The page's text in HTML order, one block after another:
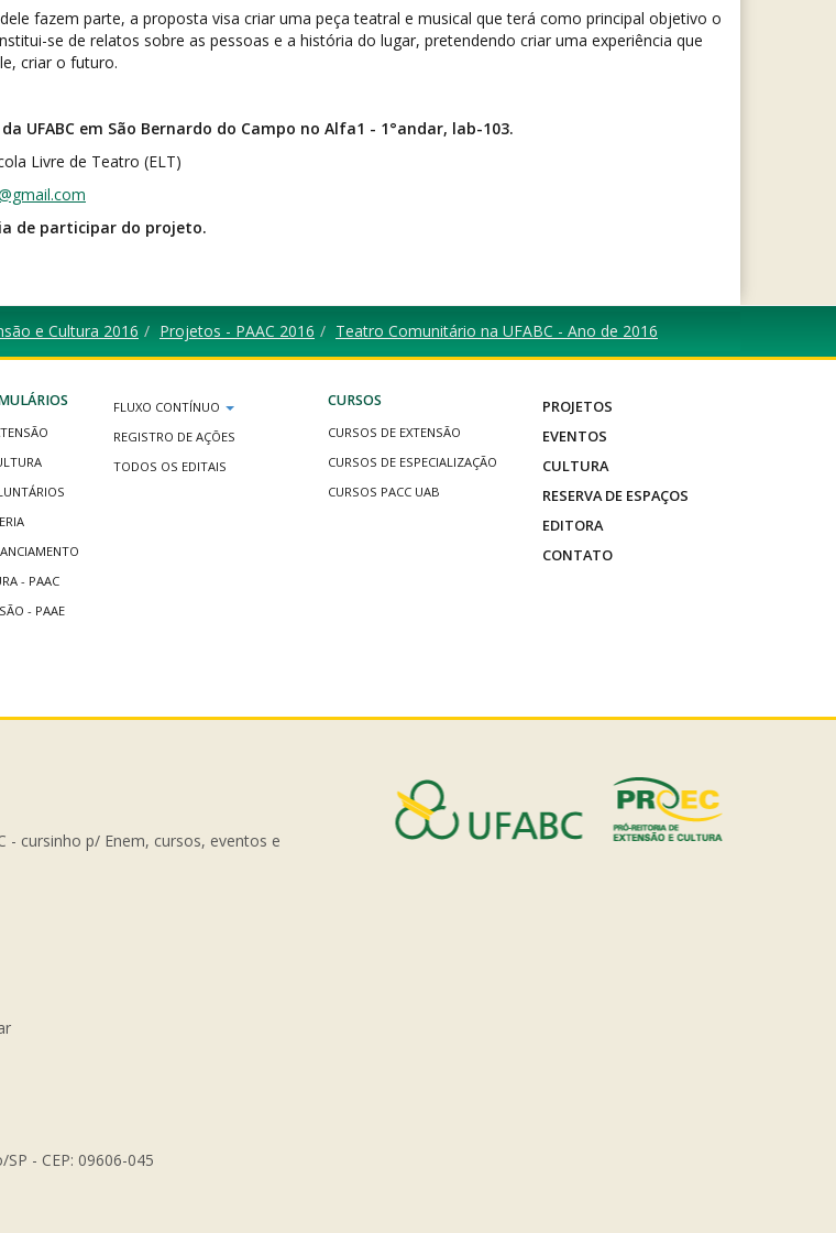
fazem parte, a proposta visa criar uma peça teatral e musical que terá como principal objetivo o
se de relatos sobre as pessoas e a história do lugar, pretendendo criar uma experiência que
criar o futuro.
UFABC em São Bernardo do Campo no Alfa1 - 1°andar, lab-103.
Livre de Teatro (ELT)
de participar do projeto.
e Cultura 2016 Projetos - PAAC 2016 Teatro Comunitário na UFABC - Ano de 2016
- PAAC
- PAAE
FLUXO CONTÍNUO
REGISTRO DE AÇÕES
TODOS OS EDITAIS
CURSOS
CURSOS DE EXTENSÃO
CURSOS DE ESPECIALIZAÇÃO
CURSOS PACC UAB
PROJETOS
EVENTOS
CULTURA
RESERVA DE ESPAÇOS
EDITORA
CONTATO
- cursinho p/ Enem, cursos, eventos e
- CEP: 09606-045